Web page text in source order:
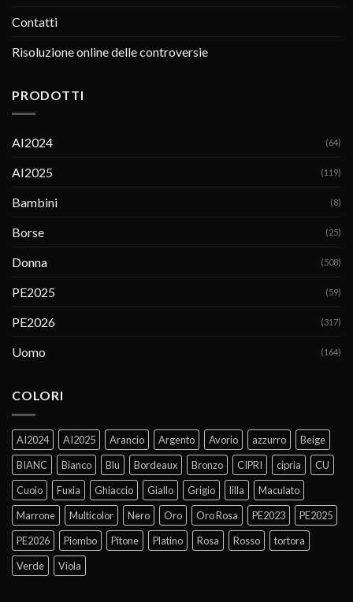
Contatti
Risoluzione online delle controversie
PRODOTTI
AI2024 (64)
AI2025 (119)
Bambini (8)
Borse (25)
Donna (508)
PE2025 (59)
PE2026 (317)
Uomo (164)
COLORI
AI2024 AI2025 Arancio Argento Avorio azzurro
Beige
BIANC
Bianco Blu Bordeaux Bronzo CIPRI cipria
CU
Cuoio
Fuxia Ghiaccio Giallo Grigio lilla
Maculato
Marrone
Multicolor Nero Oro Oro Rosa PE2023
PE2025
PE2026
Piombo Pitone Platino Rosa Rosso
tortora
Verde
Viola